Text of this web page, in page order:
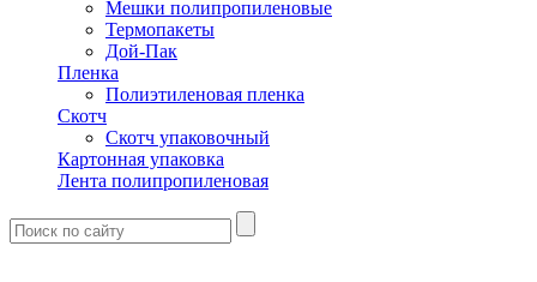
Мешки полипропиленовые
Термопакеты
Дой-Пак
Пленка
Полиэтиленовая пленка
Скотч
Скотч упаковочный
Картонная упаковка
Лента полипропиленовая